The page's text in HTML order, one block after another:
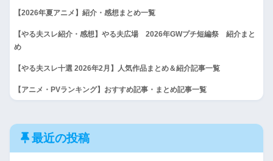
【2026年夏アニメ】紹介・感想まとめ一覧
【やる夫スレ紹介・感想】やる夫広場 2026年GWプチ短編祭 紹介まと
め
【やる夫スレ十選 2026年2月】人気作品まとめ＆紹介記事一覧
【アニメ・PVランキング】おすすめ記事・まとめ記事一覧
最近の投稿